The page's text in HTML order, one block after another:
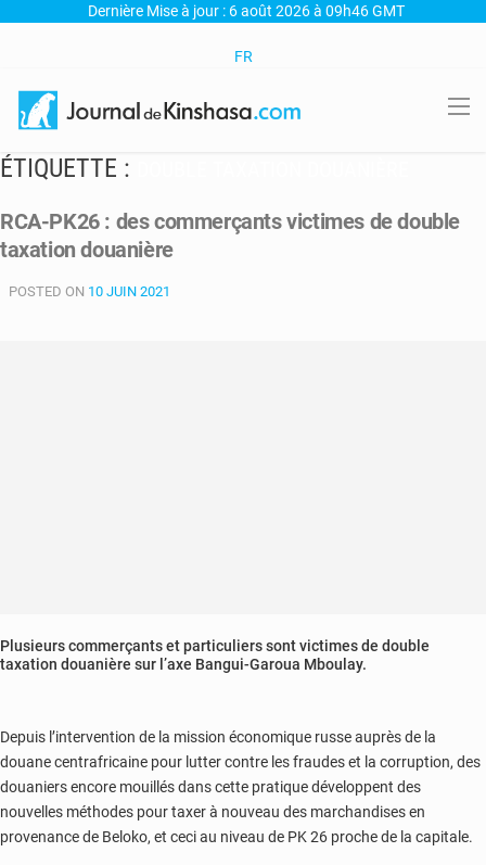
Dernière Mise à jour : 6 août 2026 à 09h46 GMT
FR
ÉTIQUETTE :
RCA-PK26 : des commerçants victimes de double
taxation douanière
POSTED ON 10 JUIN 2021
Plusieurs commerçants et particuliers sont victimes de double
taxation douanière sur l’axe Bangui-Garoua Mboulay.
Depuis l’intervention de la mission économique russe auprès de la
douane centrafricaine pour lutter contre les fraudes et la corruption, des
douaniers encore mouillés dans cette pratique développent des
nouvelles méthodes pour taxer à nouveau des marchandises en
provenance de Beloko, et ceci au niveau de PK 26 proche de la capitale.